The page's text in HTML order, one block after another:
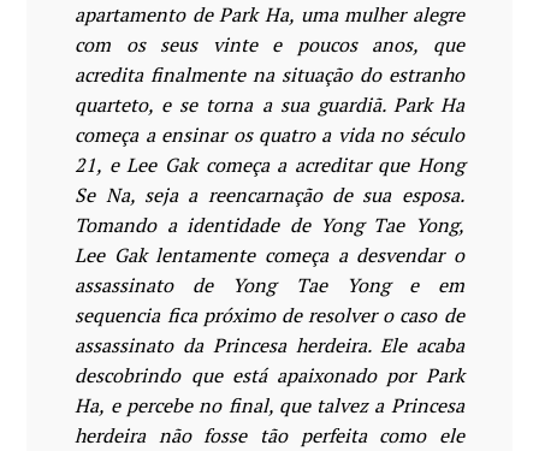
apartamento de Park Ha, uma mulher alegre
com os seus vinte e poucos anos, que
acredita finalmente na situação do estranho
quarteto, e se torna a sua guardiã. Park Ha
começa a ensinar os quatro a vida no século
21, e Lee Gak começa a acreditar que Hong
Se Na, seja a reencarnação de sua esposa.
Tomando a identidade de Yong Tae Yong,
Lee Gak lentamente começa a desvendar o
assassinato de Yong Tae Yong e em
sequencia fica próximo de resolver o caso de
assassinato da Princesa herdeira. Ele acaba
descobrindo que está apaixonado por Park
Ha, e percebe no final, que talvez a Princesa
herdeira não fosse tão perfeita como ele